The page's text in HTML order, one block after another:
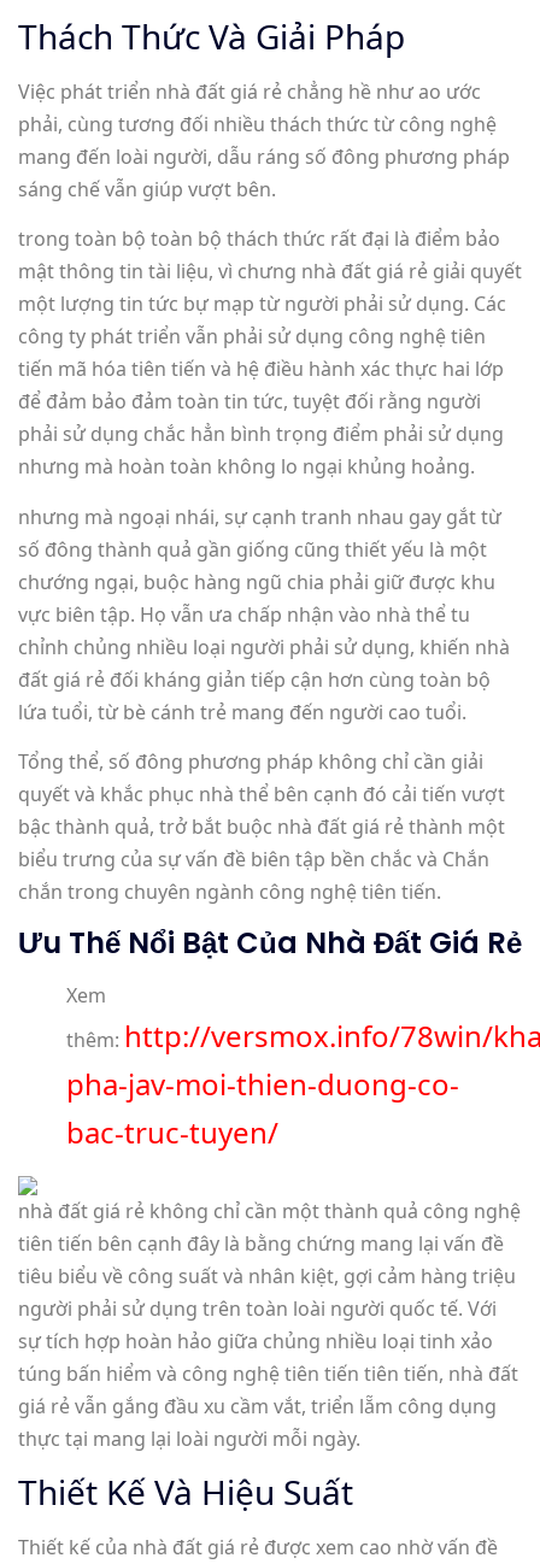
Thách Thức Và Giải Pháp
Việc phát triển nhà đất giá rẻ chẳng hề như ao ước
phải, cùng tương đối nhiều thách thức từ công nghệ
mang đến loài người, dẫu ráng số đông phương pháp
sáng chế vẫn giúp vượt bên.
trong toàn bộ toàn bộ thách thức rất đại là điểm bảo
mật thông tin tài liệu, vì chưng nhà đất giá rẻ giải quyết
một lượng tin tức bự mạp từ người phải sử dụng. Các
công ty phát triển vẫn phải sử dụng công nghệ tiên
tiến mã hóa tiên tiến và hệ điều hành xác thực hai lớp
để đảm bảo đảm toàn tin tức, tuyệt đối rằng người
phải sử dụng chắc hẳn bình trọng điểm phải sử dụng
nhưng mà hoàn toàn không lo ngại khủng hoảng.
nhưng mà ngoại nhái, sự cạnh tranh nhau gay gắt từ
số đông thành quả gần giống cũng thiết yếu là một
chướng ngại, buộc hàng ngũ chia phải giữ được khu
vực biên tập. Họ vẫn ưa chấp nhận vào nhà thể tu
chỉnh chủng nhiều loại người phải sử dụng, khiến nhà
đất giá rẻ đối kháng giản tiếp cận hơn cùng toàn bộ
lứa tuổi, từ bè cánh trẻ mang đến người cao tuổi.
Tổng thể, số đông phương pháp không chỉ cần giải
quyết và khắc phục nhà thể bên cạnh đó cải tiến vượt
bậc thành quả, trở bắt buộc nhà đất giá rẻ thành một
biểu trưng của sự vấn đề biên tập bền chắc và Chắn
chắn trong chuyên ngành công nghệ tiên tiến.
Ưu Thế Nổi Bật Của Nhà Đất Giá Rẻ
Xem
thêm: http://versmox.info/78win/
pha-jav-moi-thien-duong-co-
bac-truc-tuyen/
nhà đất giá rẻ không chỉ cần một thành quả công nghệ
tiên tiến bên cạnh đây là bằng chứng mang lại vấn đề
tiêu biểu về công suất và nhân kiệt, gợi cảm hàng triệu
người phải sử dụng trên toàn loài người quốc tế. Với
sự tích hợp hoàn hảo giữa chủng nhiều loại tinh xảo
túng bấn hiểm và công nghệ tiên tiến tiên tiến, nhà đất
giá rẻ vẫn gắng đầu xu cầm vắt, triển lẵm công dụng
thực tại mang lại loài người mỗi ngày.
Thiết Kế Và Hiệu Suất
Thiết kế của nhà đất giá rẻ được xem cao nhờ vấn đề